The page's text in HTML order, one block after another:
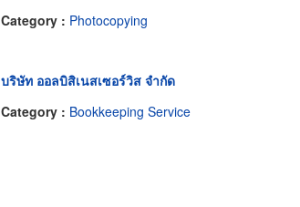
Category : Photocopying
บริษัท ออลบิสิเนสเซอร์วิส จำกัด
Category : Bookkeeping Service